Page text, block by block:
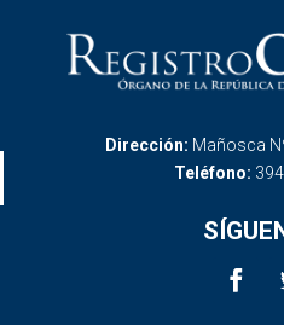
Dirección: Mañosca
Teléfono: